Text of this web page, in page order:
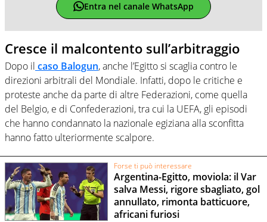
Entra nel canale WhatsApp
Cresce il malcontento sull’arbitraggio
Dopo il caso Balogun, anche l’Egitto si scaglia contro le
direzioni arbitrali del Mondiale. Infatti, dopo le critiche e
proteste anche da parte di altre Federazioni, come quella
del Belgio, e di Confederazioni, tra cui la UEFA, gli episodi
che hanno condannato la nazionale egiziana alla sconfitta
hanno fatto ulteriormente scalpore.
Forse ti può interessare
Argentina-Egitto, moviola: il Var
salva Messi, rigore sbagliato, gol
annullato, rimonta batticuore,
africani furiosi